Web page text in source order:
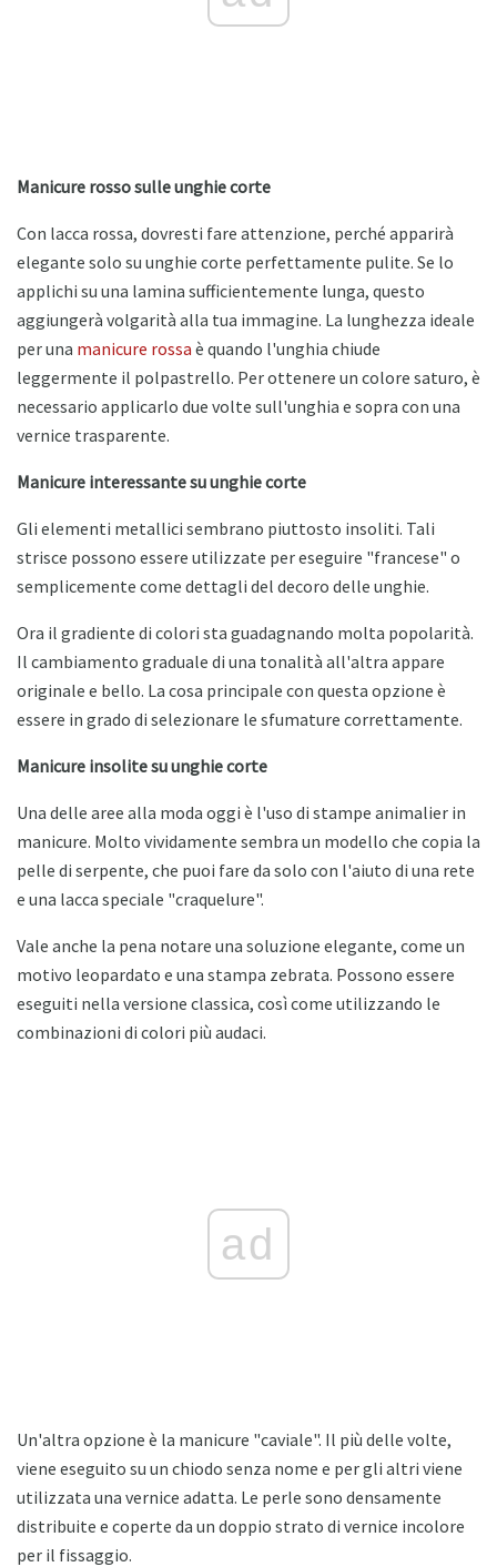
Manicure rosso sulle unghie corte
Con lacca rossa, dovresti fare attenzione, perché apparirà
elegante solo su unghie corte perfettamente pulite. Se lo
applichi su una lamina sufficientemente lunga, questo
aggiungerà volgarità alla tua immagine. La lunghezza ideale
per una manicure rossa è quando l'unghia chiude
leggermente il polpastrello. Per ottenere un colore saturo, è
necessario applicarlo due volte sull'unghia e sopra con una
vernice trasparente.
Manicure interessante su unghie corte
Gli elementi metallici sembrano piuttosto insoliti. Tali
strisce possono essere utilizzate per eseguire "francese" o
semplicemente come dettagli del decoro delle unghie.
Ora il gradiente di colori sta guadagnando molta popolarità.
Il cambiamento graduale di una tonalità all'altra appare
originale e bello. La cosa principale con questa opzione è
essere in grado di selezionare le sfumature correttamente.
Manicure insolite su unghie corte
Una delle aree alla moda oggi è l'uso di stampe animalier in
manicure. Molto vividamente sembra un modello che copia la
pelle di serpente, che puoi fare da solo con l'aiuto di una rete
e una lacca speciale "craquelure".
Vale anche la pena notare una soluzione elegante, come un
motivo leopardato e una stampa zebrata. Possono essere
eseguiti nella versione classica, così come utilizzando le
combinazioni di colori più audaci.
ad
Un'altra opzione è la manicure "caviale". Il più delle volte,
viene eseguito su un chiodo senza nome e per gli altri viene
utilizzata una vernice adatta. Le perle sono densamente
distribuite e coperte da un doppio strato di vernice incolore
per il fissaggio.